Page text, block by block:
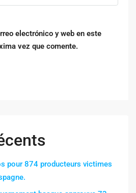
electrónico y web en este
vez que comente.
pour 874 producteurs victimes